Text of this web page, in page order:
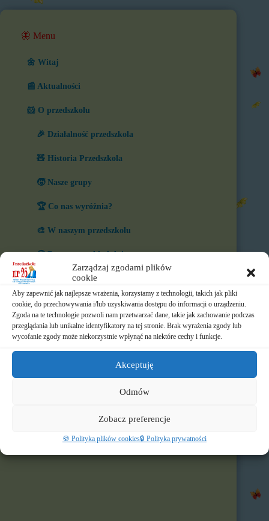
Zarządzaj zgodami plików
cookie
Aby zapewnić jak najlepsze wrażenia, korzystamy z technologii, takich jak pliki
cookie, do przechowywania i/lub uzyskiwania dostępu do informacji o urządzeniu.
Zgoda na te technologie pozwoli nam przetwarzać dane, takie jak zachowanie podczas
przeglądania lub unikalne identyfikatory na tej stronie. Brak wyrażenia zgody lub
wycofanie zgody może niekorzystnie wpłynąć na niektóre cechy i funkcje.
Akceptuję
Odmów
Zobacz preferencje
🍪 Polityka plików cookies🔒 Polityka prywatności
🦋 Menu
🌼 Witaj
📰 Aktualności
🐹 O przedszkolu
🎉 Działalność przedszkola
🧸 Historia Przedszkola
🧒 Nasze grupy
🏆 Co nas wyróżnia?
🎨 W naszym przedszkolu
⏲️ Ramowy rozkład dnia
📃 Dokumenty
⛪ Historia Zgromadzenia
📧 Kontakt
📸 Albumy